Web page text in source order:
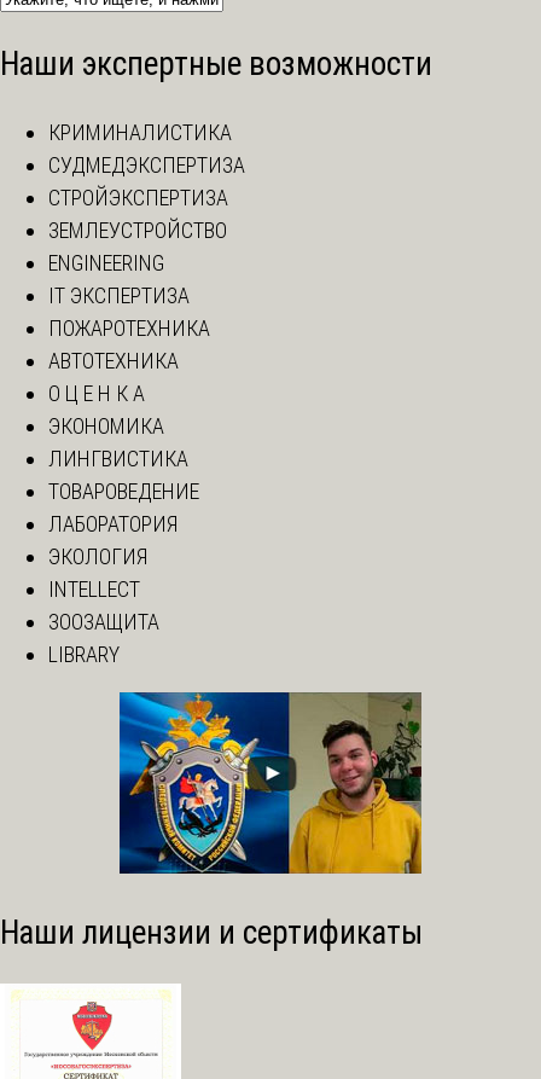
Наши экспертные возможности
КРИМИНАЛИСТИКА
СУДМЕДЭКСПЕРТИЗА
СТРОЙЭКСПЕРТИЗА
ЗЕМЛЕУСТРОЙСТВО
ENGINEERING
IT ЭКСПЕРТИЗА
ПОЖАРОТЕХНИКА
АВТОТЕХНИКА
О Ц Е Н К А
ЭКОНОМИКА
ЛИНГВИСТИКА
ТОВАРОВЕДЕНИЕ
ЛАБОРАТОРИЯ
ЭКОЛОГИЯ
INTELLECT
ЗООЗАЩИТА
LIBRARY
Наши лицензии и сертификаты